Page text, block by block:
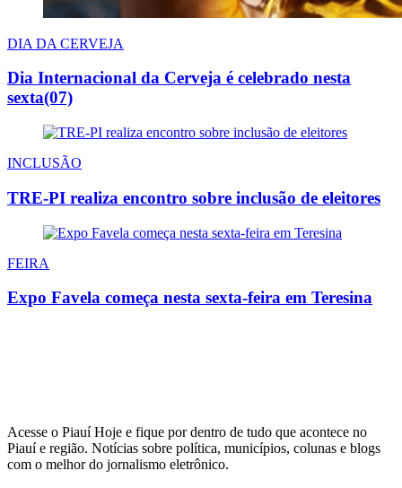
DIA DA CERVEJA
Dia Internacional da Cerveja é celebrado nesta
sexta(07)
INCLUSÃO
TRE-PI realiza encontro sobre inclusão de eleitores
FEIRA
Expo Favela começa nesta sexta-feira em Teresina
Acesse o Piauí Hoje e fique por dentro de tudo que acontece no
Piauí e região. Notícias sobre política, municípios, colunas e blogs
com o melhor do jornalismo eletrônico.